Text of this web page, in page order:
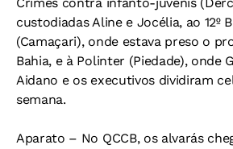
custodiadas Aline e Jocélia, ao 12º
(Camaçari), onde estava preso o
Bahia, e à Polinter (Piedade), onde
Aidano e os executivos dividiram
semana.
Aparato – No QCCB, os alvarás